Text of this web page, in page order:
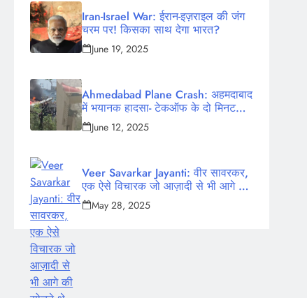
Iran-Israel War: ईरान-इज़राइल की जंग
चरम पर! किसका साथ देगा भारत?
June 19, 2025
Ahmedabad Plane Crash: अहमदाबाद
में भयानक हादसा- टेकऑफ के दो मिनट
बाद क्रैश हुआ एयर इंडिया का विमान,
242 लोग थे सवार
June 12, 2025
Veer Savarkar Jayanti: वीर सावरकर,
एक ऐसे विचारक जो आज़ादी से भी आगे की
सोचते थे
May 28, 2025